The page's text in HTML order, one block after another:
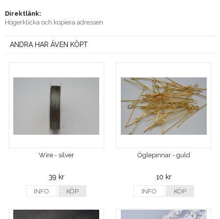
Direktlänk:
Högerklicka och kopiera adressen
ANDRA HAR ÄVEN KÖPT
Wire - silver
39 kr
INFO KÖP
Öglepinnar - guld
10 kr
INFO KÖP